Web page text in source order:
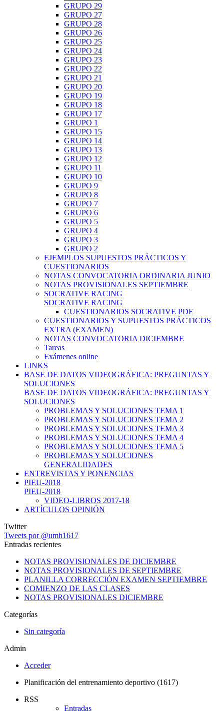
GRUPO 29
GRUPO 27
GRUPO 28
GRUPO 26
GRUPO 25
GRUPO 24
GRUPO 23
GRUPO 22
GRUPO 21
GRUPO 20
GRUPO 19
GRUPO 18
GRUPO 17
GRUPO 1
GRUPO 15
GRUPO 14
GRUPO 13
GRUPO 12
GRUPO 11
GRUPO 10
GRUPO 9
GRUPO 8
GRUPO 7
GRUPO 6
GRUPO 5
GRUPO 4
GRUPO 3
GRUPO 2
EJEMPLOS SUPUESTOS PRÁCTICOS Y
CUESTIONARIOS
NOTAS CONVOCATORIA ORDINARIA JUNIO
NOTAS PROVISIONALES SEPTIEMBRE
SOCRATIVE RACING
SOCRATIVE RACING
CUESTIONARIOS SOCRATIVE PDF
CUESTIONARIOS Y SUPUESTOS PRÁCTICOS
EXTRA (EXAMEN)
NOTAS CONVOCATORIA DICIEMBRE
Tareas
Exámenes online
LINKS
BASE DE DATOS VIDEOGRÁFICA: PREGUNTAS Y
SOLUCIONES
BASE DE DATOS VIDEOGRÁFICA: PREGUNTAS Y
SOLUCIONES
PROBLEMAS Y SOLUCIONES TEMA 1
PROBLEMAS Y SOLUCIONES TEMA 2
PROBLEMAS Y SOLUCIONES TEMA 3
PROBLEMAS Y SOLUCIONES TEMA 4
PROBLEMAS Y SOLUCIONES TEMA 5
PROBLEMAS Y SOLUCIONES
GENERALIDADES
ENTREVISTAS Y PONENCIAS
PIEU-2018
PIEU-2018
VIDEO-LIBROS 2017-18
ARTÍCULOS OPINIÓN
Twitter
Tweets por @umh1617
Entradas recientes
NOTAS PROVISIONALES DE DICIEMBRE
NOTAS PROVISIONALES DE SEPTIEMBRE
PLANILLA CORRECCIÓN EXAMEN SEPTIEMBRE
COMIENZO DE LAS CLASES
NOTAS PROVISIONALES DICIEMBRE
Categorías
Sin categoría
Admin
Acceder
Planificación del entrenamiento deportivo (1617)
RSS
Entradas